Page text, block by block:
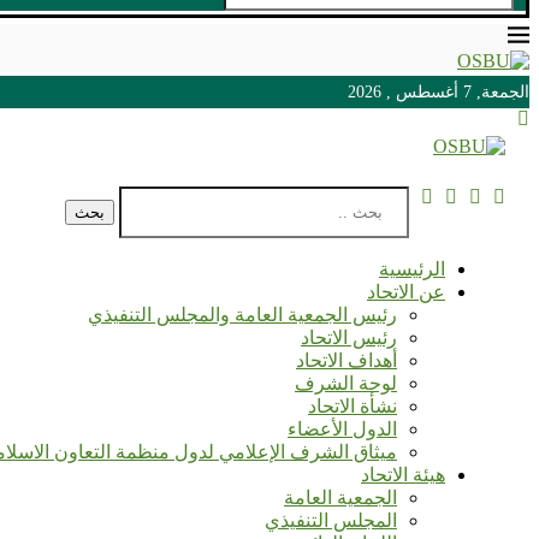
الجمعة, 7 أغسطس , 2026
بحث
الرئيسية
عن الاتحاد
رئيس الجمعية العامة والمجلس التنفيذي
رئيس الاتحاد
أهداف الاتحاد
لوحة الشرف
نشأة الاتحاد
الدول الأعضاء
ميثاق الشرف الإعلامي لدول منظمة التعاون
هيئة الاتحاد
الجمعية العامة
المجلس التنفيذي